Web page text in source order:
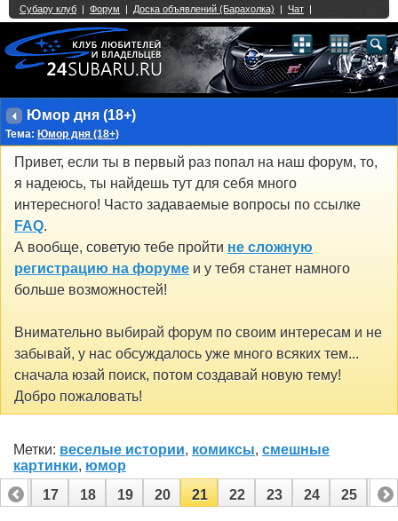
Юмор дня (18+)
Тема: Юмор дня (18+)
Привет, если ты в первый раз попал на наш форум, то,
я надеюсь, ты найдешь тут для себя много
интересного! Часто задаваемые вопросы по ссылке
FAQ.
А вообще, советую тебе пройти не сложную
регистрацию на форуме и у тебя станет намного
больше возможностей!
Внимательно выбирай форум по своим интересам и не
забывай, у нас обсуждалось уже много всяких тем...
сначала юзай поиск, потом создавай новую тему!
Добро пожаловать!
Метки: веселые истории, комиксы, смешные
картинки, юмор
16
17 18 19 20 21 22 23 24 25 26
Single Sign On provided byvBSSO
2 3 4 5 6 7 8 9 10 11 12 13 14 15 16 17 18 21 22 23 24 25 26
27 28 29 30 31 32 33 34 35 36 37 38 39 40 41 42 43